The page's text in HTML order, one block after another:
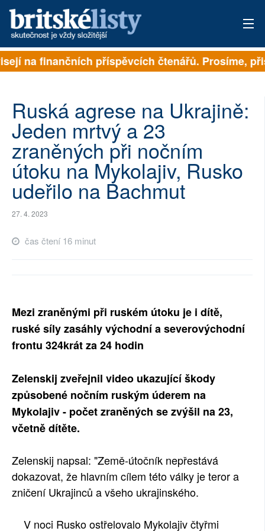
PŘIHLÁSIT
ARCHIV
ROZHOVORY
TÉMATA
NEJČTENĚJŠÍ ZA 7 DNÍ
RUBRIKY
PLNÁ VERZE STRÁNEK
na finančních příspěvcích čtenářů. Prosíme,
Ruská agrese na Ukrajině:
Jeden mrtvý a 23
zraněných při nočním
útoku na Mykolajiv, Rusko
udeřilo na Bachmut
27. 4. 2023
čas čtení 16 minut
Mezi zraněnými při ruském útoku je i dítě,
ruské síly zasáhly východní a severovýchodní
frontu 324krát za 24 hodin
Zelenskij zveřejnil video ukazující škody
způsobené nočním ruským úderem na
Mykolajiv - počet zraněných se zvýšil na 23,
včetně dítěte.
Zelenskij napsal: "Země-útočník nepřestává
dokazovat, že hlavním cílem této války je teror a
zničení Ukrajinců a všeho ukrajinského.
V noci Rusko ostřelovalo Mykolajiv čtyřmi